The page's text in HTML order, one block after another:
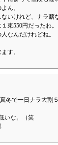
ん。
いけれど、ナラ薪
束550円だったわ。
なんだけれどね。
す。
冬で一日ナラ大割
いな。（笑